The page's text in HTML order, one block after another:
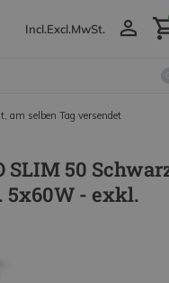
Incl.Excl.MwSt.
am selben Tag versendet
SLIM 50
5x60W - exkl.